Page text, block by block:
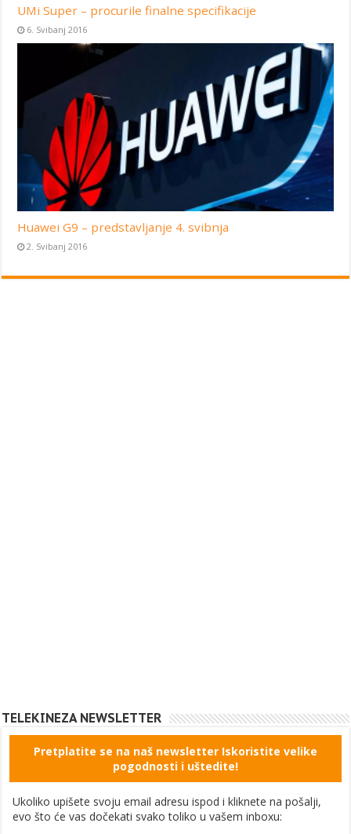
UMi Super – procurile finalne specifikacije
6. Svibanj 2016
Huawei G9 – predstavljanje 4. svibnja
2. Svibanj 2016
TELEKINEZA NEWSLETTER
Pretplatite se na naš newsletter Iskoristite velike
pogodnosti i uštedite!
Ukoliko upišete svoju email adresu ispod i kliknete na pošalji,
evo što će vas dočekati svako toliko u vašem inboxu: